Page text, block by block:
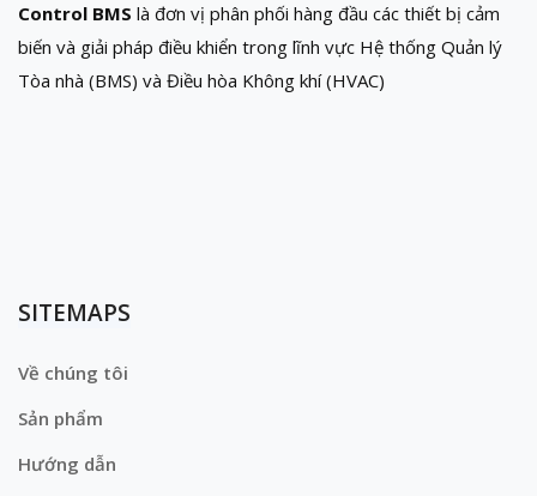
Control BMS là đơn vị phân phối hàng đầu các thiết bị cảm
biến và giải pháp điều khiển trong lĩnh vực Hệ thống Quản lý
Tòa nhà (BMS) và Điều hòa Không khí (HVAC)
SITEMAPS
Về chúng tôi
Sản phẩm
Hướng dẫn